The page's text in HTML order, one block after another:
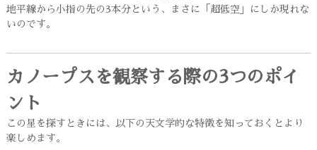
地平線から小指の先の3本分という、まさに「超低空」にしか現れな
いのです。
カノープスを観察する際の3つのポイ
ント
この星を探すときには、以下の天文学的な特徴を知っておくとより
楽しめます。